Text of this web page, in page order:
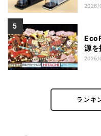
2026/
源
2026/
ランキ